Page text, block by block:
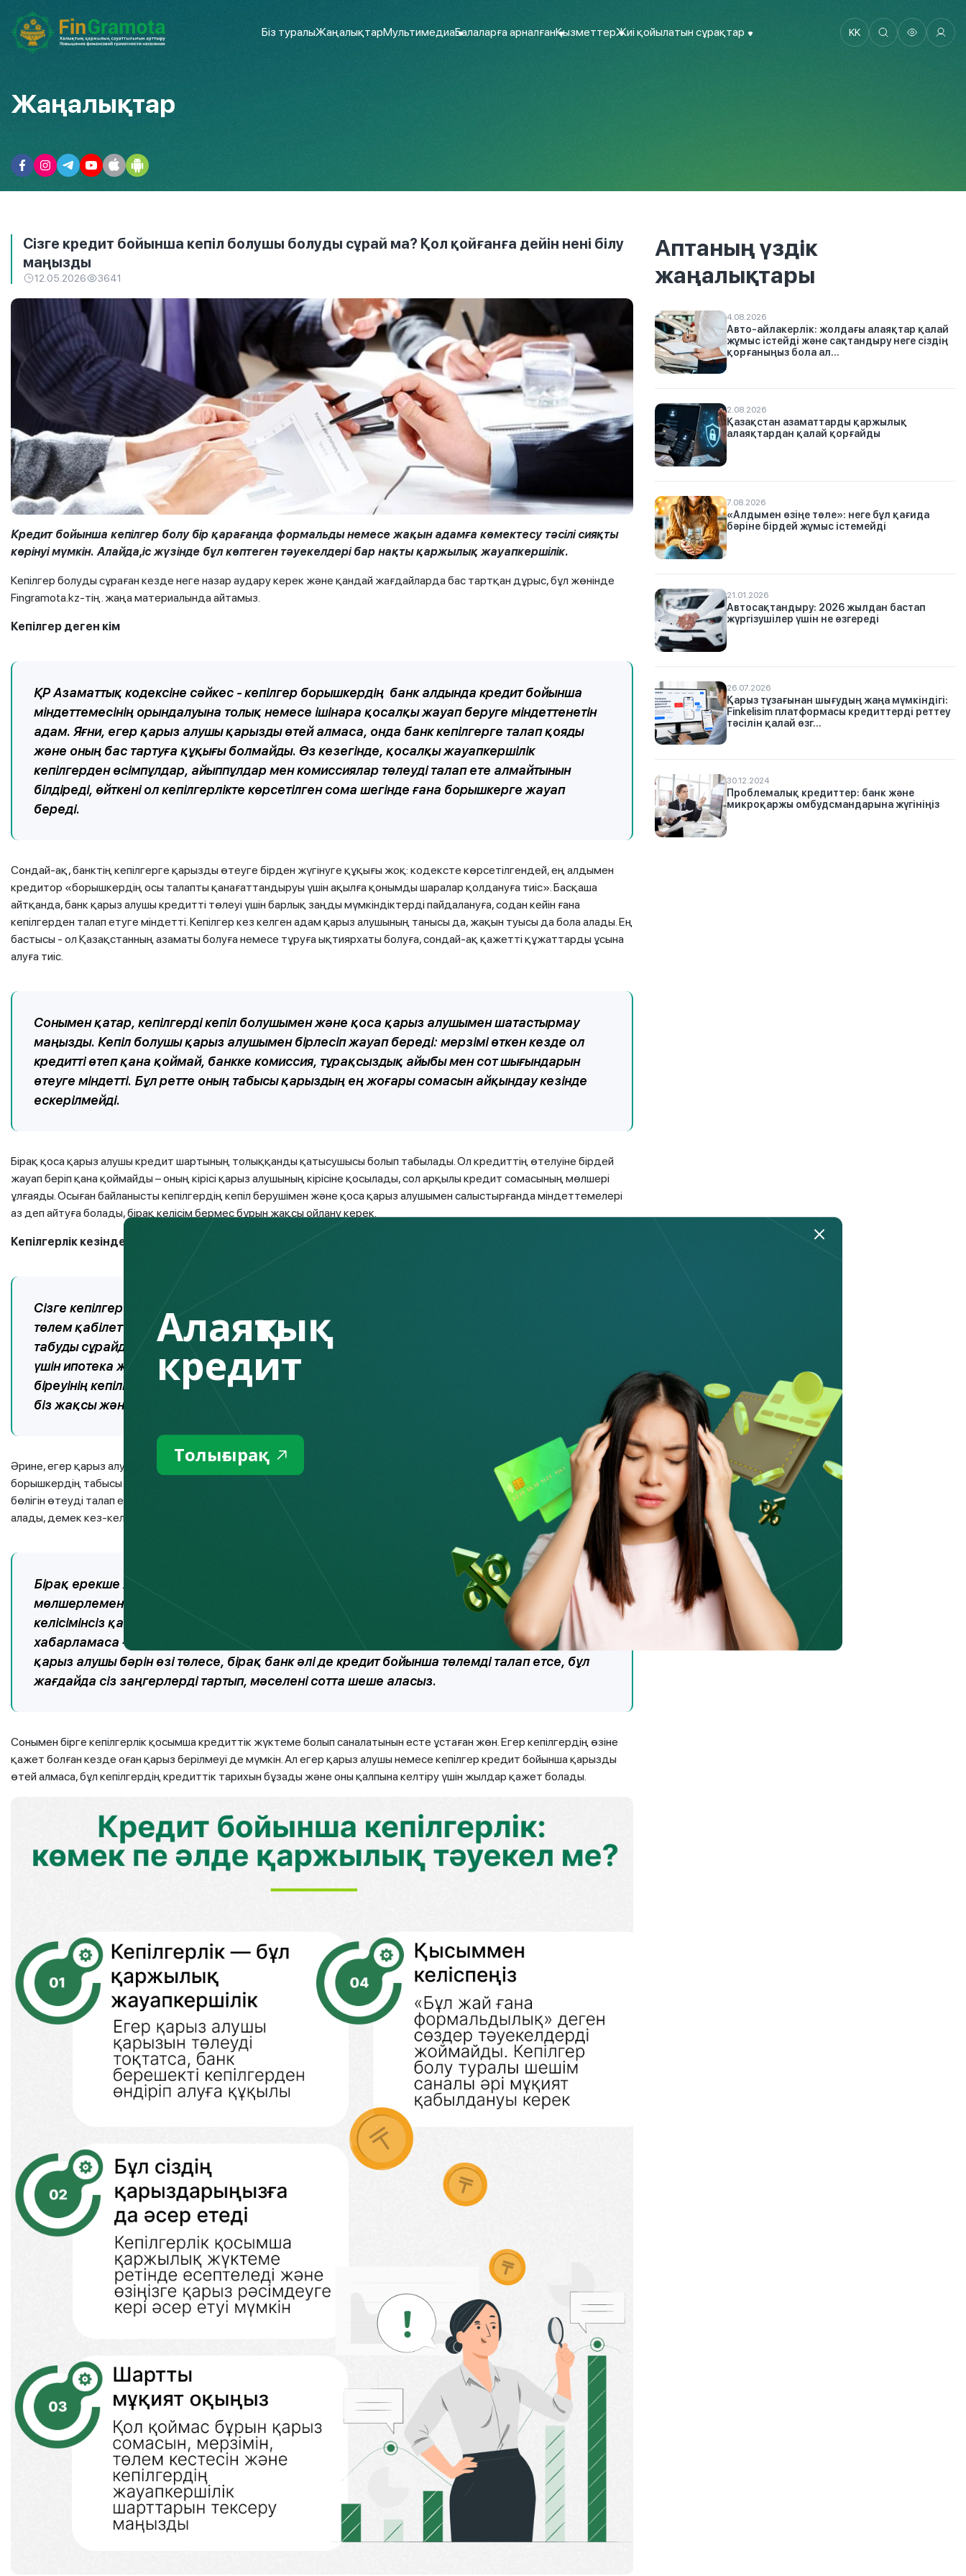
Біз туралыЖаңалықтарМультимедиаБалаларға арналғанҚызметтерЖиі қойылатын сұрақтар KK
Жаңалықтар
Сізге кредит бойынша кепіл болушы болуды сұрай ма? Қол қойғанға дейін нені білу
маңызды
12.05.2026 3641
Кредит бойынша кепілгер болу бір қарағанда формальды немесе жақын адамға көмектесу тәсілі сияқты
көрінуі мүмкін. Алайда,іс жүзінде бұл көптеген тәуекелдері бар нақты қаржылық жауапкершілік.
Кепілгер болуды сұраған кезде неге назар аудару керек және қандай жағдайларда бас тартқан дұрыс, бұл жөнінде
Fingramota.kz-тің. жаңа материалында айтамыз.
Кепілгер деген кім
ҚР Азаматтық кодексіне сәйкес - кепілгер борышкердің банк алдында кредит бойынша
мiндеттемесiнiң орындалуына толық немесе iшiнара қосалқы жауап беруге мiндеттенетін
адам. Яғни, егер қарыз алушы қарызды өтей алмаса, онда банк кепілгерге талап қояды
және оның бас тартуға құқығы болмайды. Өз кезегінде, қосалқы жауапкершілік
кепілгерден өсімпұлдар, айыппұлдар мен комиссиялар төлеуді талап ете алмайтынын
білдіреді, өйткені ол кепілгерлікте көрсетілген сома шегінде ғана борышкерге жауап
береді.
Сондай-ақ, банктің кепілгерге қарызды өтеуге бірден жүгінуге құқығы жоқ: кодексте көрсетілгендей, ең алдымен
кредитор «борышкердің осы талапты қанағаттандыруы үшін ақылға қонымды шаралар қолдануға тиіс». Басқаша
айтқанда, банк қарыз алушы кредитті төлеуі үшін барлық заңды мүмкіндіктерді пайдалануға, содан кейін ғана
кепілгерден талап етуге міндетті. Кепілгер кез келген адам қарыз алушының танысы да, жақын туысы да бола алады. Ең
бастысы - ол Қазақстанның азаматы болуға немесе тұруға ықтиярхаты болуға, сондай-ақ қажетті құжаттарды ұсына
алуға тиіс.
Сонымен қатар, кепілгерді кепіл болушымен және қоса қарыз алушымен шатастырмау
маңызды. Кепiл болушы қарыз алушымен бiрлесiп жауап бередi: мерзiмi өткен кезде ол
кредитті өтеп қана қоймай, банкке комиссия, тұрақсыздық айыбы мен сот шығындарын
өтеуге мiндеттi. Бұл ретте оның табысы қарыздың ең жоғары сомасын айқындау кезінде
ескерілмейді.
Бірақ қоса қарыз алушы кредит шартының толыққанды қатысушысы болып табылады. Ол кредиттің өтелуіне бірдей
жауап беріп қана қоймайды – оның кірісі қарыз алушының кірісіне қосылады, сол арқылы кредит сомасының мөлшері
ұлғаяды. Осыған байланысты кепілгердің кепіл берушімен және қоса қарыз алушымен салыстырғанда міндеттемелері
аз деп айтуға болады, бірақ келісім бермес бұрын жақсы ойлану керек.
Кепілгерлік кезіндегі негізгі тәуекелдер
Сізге кепілгер болуға өтініш жасалған кезде мынаны түсіну маңызды: банк қарыз алушының
төлем қабілеттілігі жеткіліксіз деп санаса немесе кредиттік тарихы нашар болса, кепілгер
табуды сұрайды. Егер сіз оны алдын ала талқыламасаңыз және кредит, мысалы, отбасы
үшін ипотека жарнасы қажет болса, әйелі немесе күйеуі сақтық үшін ата-анасының
біреуінің кепілгер болуын өтінсе, бұл алаңдаушылық туындатуы керек. Басқа жағдайларда
біз жақсы және жаман жақтарын мұқият бағамдауды сұраймыз.
Әрине, егер қарыз алушы кредитті уақытылы төлесе, онда кепілгерде ешқандай проблема болмайды. Бірақ егер
борышкердің табысы төмендеп, төлеу мерзімі өтіп кетсе және т.б. болса, онда банк кредит бойынша қарыздың қалған
бөлігін өтеуді талап етіп, кепілгерге жүгінеді. Сонымен қатар банк кепілгерден берешекті сот тәртібімен өндіріп ала
алады, демек кез-келген жағдайда төлеуге тура келеді.
Бірақ ерекше жағдайлар да болады: банк кредит сомасын немесе пайыздық
мөлшерлемені өсірген кезде; кредит кепілгерді ескертпестен және басқа қарыз алушыға
келісімінсіз қайта ресімделсе; банк кепілгерге кешіктірудің басталғаны туралы уақытылы
хабарламаса – бұл бір жылдан кешіктірмей жасалуы керек. Кепілдік мерзімі аяқталып не
қарыз алушы бәрін өзі төлесе, бірақ банк әлі де кредит бойынша төлемді талап етсе, бұл
жағдайда сіз заңгерлерді тартып, мәселені сотта шеше аласыз.
Сонымен бірге кепілгерлік қосымша кредиттік жүктеме болып саналатынын есте ұстаған жөн. Егер кепілгердің өзіне
қажет болған кезде оған қарыз берілмеуі де мүмкін. Ал егер қарыз алушы немесе кепілгер кредит бойынша қарызды
өтей алмаса, бұл кепілгердің кредиттік тарихын бұзады және оны қалпына келтіру үшін жылдар қажет болады.
Аптаның үздік
жаңалықтары
4.08.2026
Авто-айлакерлік: жолдағы алаяқтар қалай
жұмыс істейді және сақтандыру неге сіздің
қорғаныңыз бола ал...
2.08.2026
Қазақстан азаматтарды қаржылық
алаяқтардан қалай қорғайды
7.08.2026
«Алдымен өзіңе төле»: неге бұл қағида
бәріне бірдей жұмыс істемейді
21.01.2026
Автосақтандыру: 2026 жылдан бастап
жүргізушілер үшін не өзгереді
26.07.2026
Қарыз тұзағынан шығудың жаңа мүмкіндігі:
Finkelisim платформасы кредиттерді реттеу
тәсілін қалай өзг...
30.12.2024
Проблемалық кредиттер: банк және
микроқаржы омбудсмандарына жүгініңіз
Алаяқтық
кредит
Толығырақ